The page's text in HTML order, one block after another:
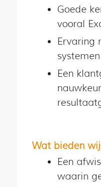
Goede
vooral
Ervaring
systemen
Een
Wat bieden
Een
waarin